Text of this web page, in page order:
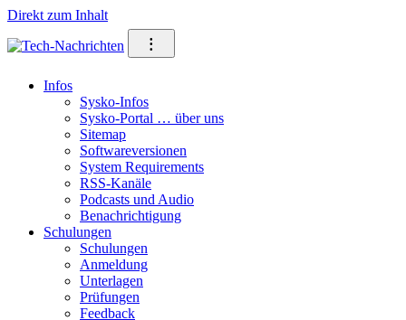
Direkt zum Inhalt
⁝
Infos
Sysko-Infos
Sysko-Portal … über uns
Sitemap
Softwareversionen
System Requirements
RSS-Kanäle
Podcasts und Audio
Benachrichtigung
Schulungen
Schulungen
Anmeldung
Unterlagen
Prüfungen
Feedback